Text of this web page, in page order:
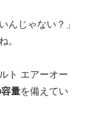
んじゃない？」
。
ト エアーオー
量を備えてい